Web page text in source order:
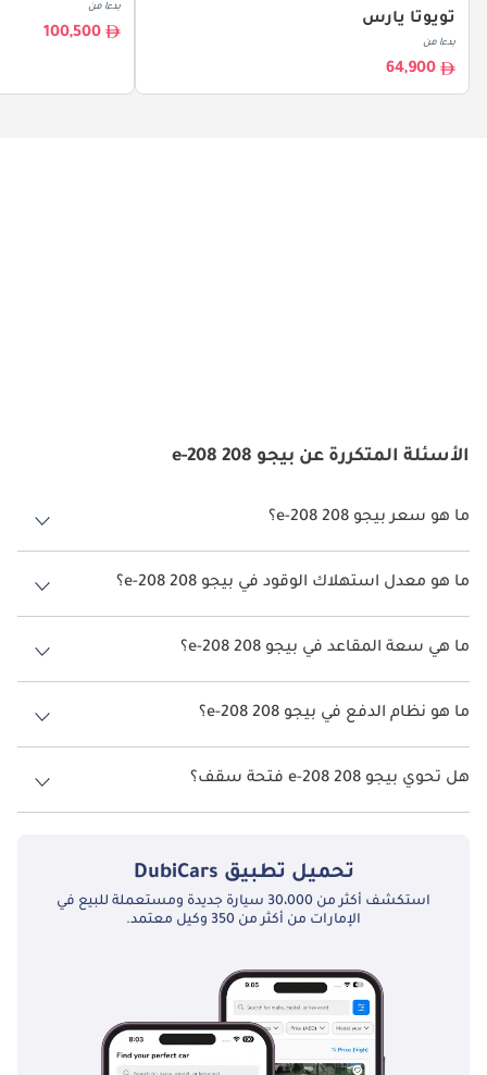
تويوتا يارس
بدءا من
64,900
بدءا من
100,500
الأسئلة المتكررة عن بيجو 208 e-208
ما هو سعر بيجو 208 e-208؟
سعر بيجو 208 e-208 هو درهم 149,900.
ما هو معدل استهلاك الوقود في بيجو 208 e-208؟
يبلغ معدل استهلاك الوقود المقترح من الشركة المصنعة لسيارة بيجو 208
2026 من 345كم.
ما هي سعة المقاعد في بيجو 208 e-208؟
تتسع بيجو 208 e-208 لأ 5 أشخاص.
ما هو نظام الدفع في بيجو 208 e-208؟
نظام الدفع في بيجو 208 Front Wheel Drive e-208.
هل تحوي بيجو 208 e-208 فتحة سقف؟
نعم توفر بيجو 208 e-208 فتحة السقف كخيار.
تحميل تطبيق DubiCars
استكشف أكثر من 30،000 سيارة جديدة ومستعملة للبيع في
الإمارات من أكثر من 350 وكيل معتمد.